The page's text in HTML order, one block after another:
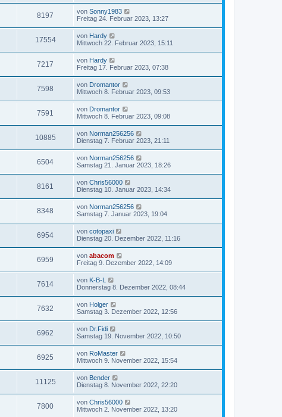
8197 von Sonny1983
Freitag 24. Februar 2023, 13:27
17554 von Hardy
Mittwoch 22. Februar 2023, 15:11
7217 von Hardy
Freitag 17. Februar 2023, 07:38
7598 von Dromantor
Mittwoch 8. Februar 2023, 09:53
7591 von Dromantor
Mittwoch 8. Februar 2023, 09:08
10885 von Norman256256
Dienstag 7. Februar 2023, 21:11
6504 von Norman256256
Samstag 21. Januar 2023, 18:26
8161 von Chris56000
Dienstag 10. Januar 2023, 14:34
8348 von Norman256256
Samstag 7. Januar 2023, 19:04
6954 von cotopaxi
Dienstag 20. Dezember 2022, 11:16
6959 von abacom
Freitag 9. Dezember 2022, 14:09
7614 von K-B-L
Donnerstag 8. Dezember 2022, 08:44
7632 von Holger
Samstag 3. Dezember 2022, 12:56
6962 von Dr.Fidi
Samstag 19. November 2022, 10:50
6925 von RoMaster
Mittwoch 9. November 2022, 15:54
11125 von Bender
Dienstag 8. November 2022, 22:20
7800 von Chris56000
Mittwoch 2. November 2022, 13:20